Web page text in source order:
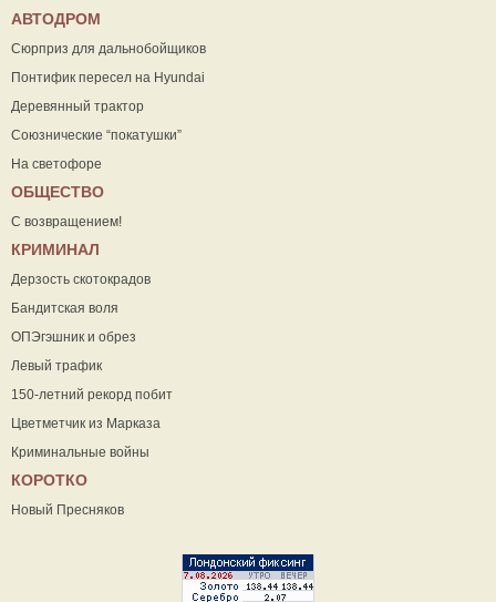
АВТОДРОМ
Сюрприз для дальнобойщиков
Понтифик пересел на Hyundai
Деревянный трактор
Союзнические “покатушки”
На светофоре
ОБЩЕСТВО
С возвращением!
КРИМИНАЛ
Дерзость скотокрадов
Бандитская воля
ОПЭгэшник и обрез
Левый трафик
150-летний рекорд побит
Цветметчик из Марказа
Криминальные войны
КОРОТКО
Новый Пресняков